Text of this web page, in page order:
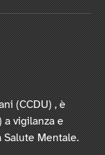
(CCDU) , è
a vigilanza e
Mentale.